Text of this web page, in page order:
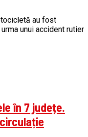
au fost
unui accident rutier
în 7 județe.